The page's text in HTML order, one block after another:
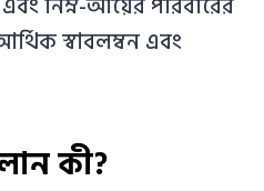
স্বাবলম্বন এবং
কী?